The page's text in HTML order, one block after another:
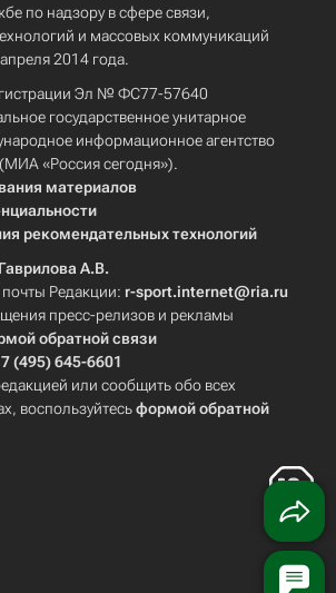
по надзору в сфере связи,
и массовых коммуникаций
2014 года.
Эл № ФС77-57640
государственное унитарное
информационное агентство
(МИА «Россия сегодня»).
материалов
рекомендательных технологий
Гаврилова А.В.
Редакции: r-sport.internet@ria.ru
пресс-релизов и рекламы
обратной связи
7 (495) 645-6601
или сообщить обо всех
воспользуйтесьформой обратной